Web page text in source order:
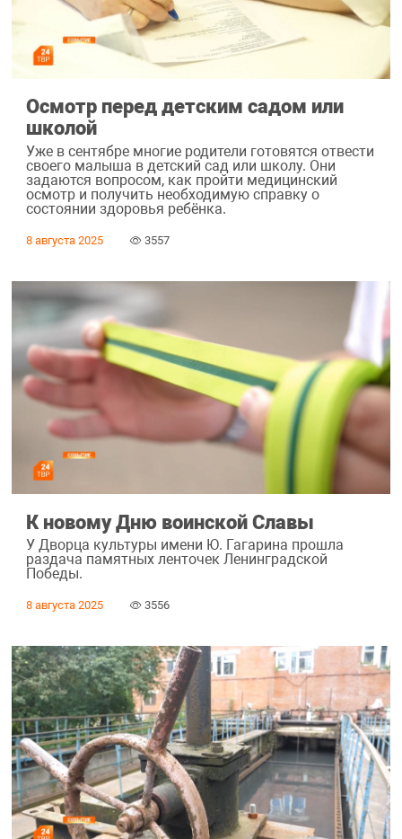
Осмотр перед детским садом или
школой
Уже в сентябре многие родители готовятся отвести
своего малыша в детский сад или школу. Они
задаются вопросом, как пройти медицинский
осмотр и получить необходимую справку о
состоянии здоровья ребёнка.
8 августа 2025 3557
К новому Дню воинской Славы
У Дворца культуры имени Ю. Гагарина прошла
раздача памятных ленточек Ленинградской
Победы.
8 августа 2025 3556